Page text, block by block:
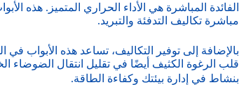
الفائدة المباشرة هي الأداء الحراري المتميز. هذه
مباشرة تكاليف التدفئة والتبريد.
بالإضافة إلى توفير التكاليف، تساعد هذه الأبواب
قلب الرغوة الكثيف أيضًا في تقليل انتقال الضوضاء
بنشاط في إدارة بيئتك وكفاءة الطاقة.